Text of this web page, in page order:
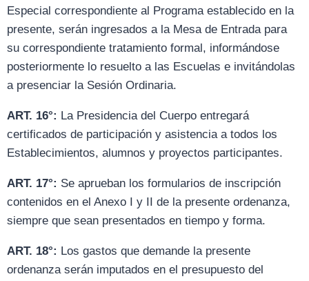
Especial correspondiente al Programa establecido en la
presente, serán ingresados a la Mesa de Entrada para
su correspondiente tratamiento formal, informándose
posteriormente lo resuelto a las Escuelas e invitándolas
a presenciar la Sesión Ordinaria.
ART. 16°: La Presidencia del Cuerpo entregará
certificados de participación y asistencia a todos los
Establecimientos, alumnos y proyectos participantes.
ART. 17°: Se aprueban los formularios de inscripción
contenidos en el Anexo I y II de la presente ordenanza,
siempre que sean presentados en tiempo y forma.
ART. 18°: Los gastos que demande la presente
ordenanza serán imputados en el presupuesto del